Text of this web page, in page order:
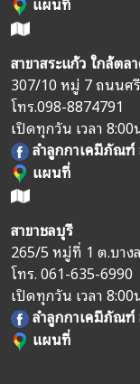
สาขาสระแก้ว ใกล้ตล
307/10 หมู่ 7 ถนนศ
โทร.098-8874791
เปิดทุกวัน เวลา 8:00
ลำลูกกาเคมีภัณฑ์
แผนที่
สาขาชลบุรี
265/5 หมู่ที่ 1 ต.บาง
โทร.061-635-6990
เปิดทุกวัน เวลา 8:00
ลำลูกกาเคมีภัณฑ์
แผนที่